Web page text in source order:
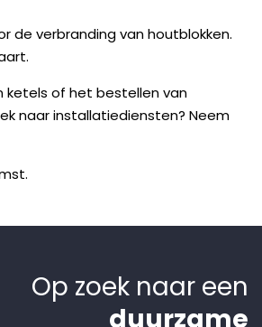
de verbranding van houtblokken.
ketels of het bestellen van
naar installatiediensten? Neem
Op zoek naar een
duurzame